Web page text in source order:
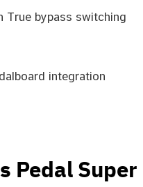
True bypass switching
integration
Pedal Super